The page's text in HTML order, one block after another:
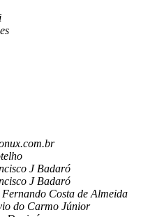
J Badaró
J Badaró
Fernando Costa de Almeida
do Carmo Júnior